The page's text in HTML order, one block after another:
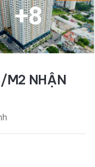
+8
M2 NHẬN